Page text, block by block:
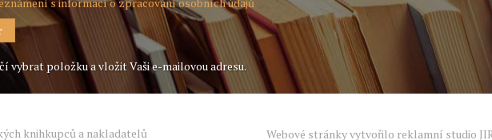
vybrat položku a vložit Vaši e-mailovou adresu.
knihkupců a nakladatelů Webové stránky vytvořilo reklamní studio